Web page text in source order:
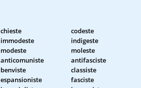
chieste codeste
immodeste indigeste
modeste moleste
anticomuniste antifasciste
benviste classiste
espansioniste fasciste